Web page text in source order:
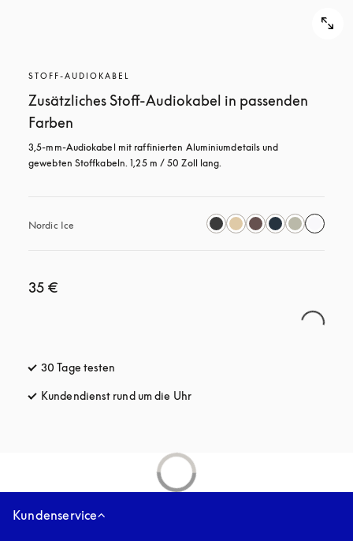
STOFF-AUDIOKABEL
Zusätzliches Stoff-Audiokabel in passenden
Farben
3,5-mm-Audiokabel mit raffinierten Aluminiumdetails und
gewebten Stoffkabeln. 1,25 m / 50 Zoll lang.
Nordic Ice
35 €
30 Tage testen
Kundendienst rund um die Uhröffnet sich in einem neuen Tab
Kundenservice